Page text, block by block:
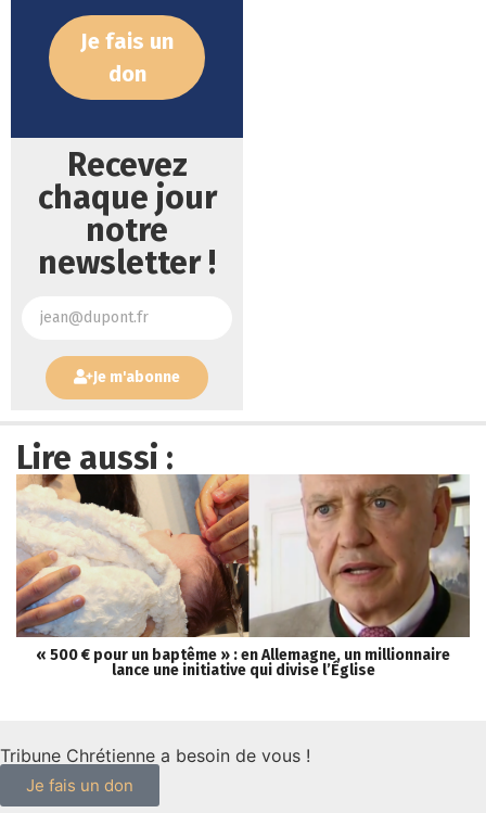
Je fais un
don
Recevez
chaque jour
notre
newsletter !
Je m'abonne
Lire aussi :
« 500 € pour un baptême » : en Allemagne, un millionnaire
lance une initiative qui divise l’Église
Tribune Chrétienne a besoin de vous !
Je fais un don